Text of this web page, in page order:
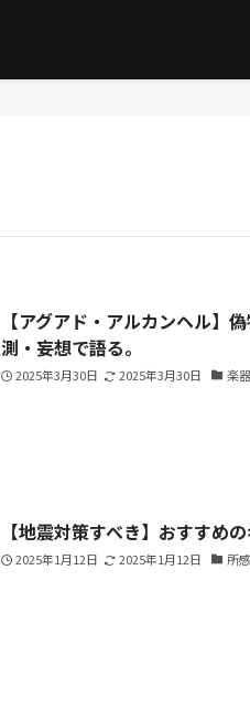
【アグアド・アルカンヘル】
測・妄想で語る。
2025年3月30日 2025年3月30日 楽器
【地震対策すべき】おすすめ
2025年1月12日 2025年1月12日 所感